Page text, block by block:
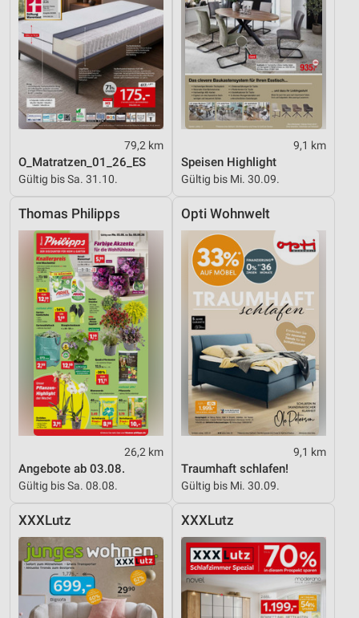
79,2 km
O_Matratzen_01_26_ES
Gültig bis Sa. 31.10.
9,1 km
Speisen Highlight
Gültig bis Mi. 30.09.
Thomas Philipps
26,2 km
Angebote ab 03.08.
Gültig bis Sa. 08.08.
Opti Wohnwelt
9,1 km
Traumhaft schlafen!
Gültig bis Mi. 30.09.
XXXLutz XXXLutz